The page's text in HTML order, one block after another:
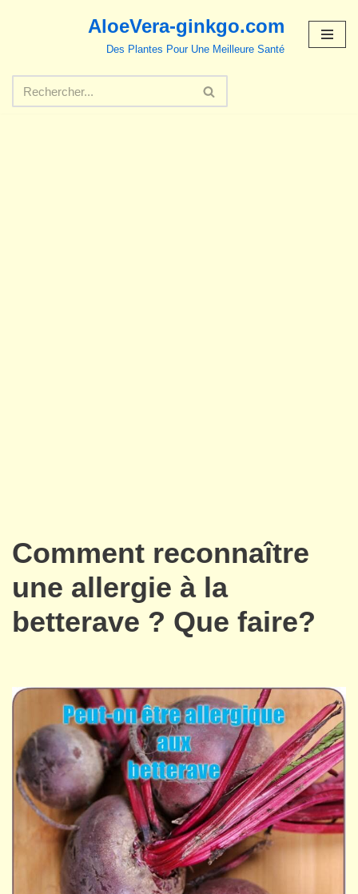
contenu
AloeVera-ginkgo.com
Des Plantes Pour Une Meilleure Santé
Comment reconnaître
une allergie à la
betterave ? Que faire?